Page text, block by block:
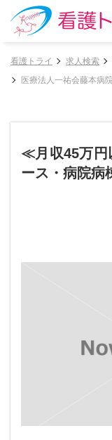
看護トライ 求人検索
医療法人一祐会藤本病
≪月収45万円
ース・病院病